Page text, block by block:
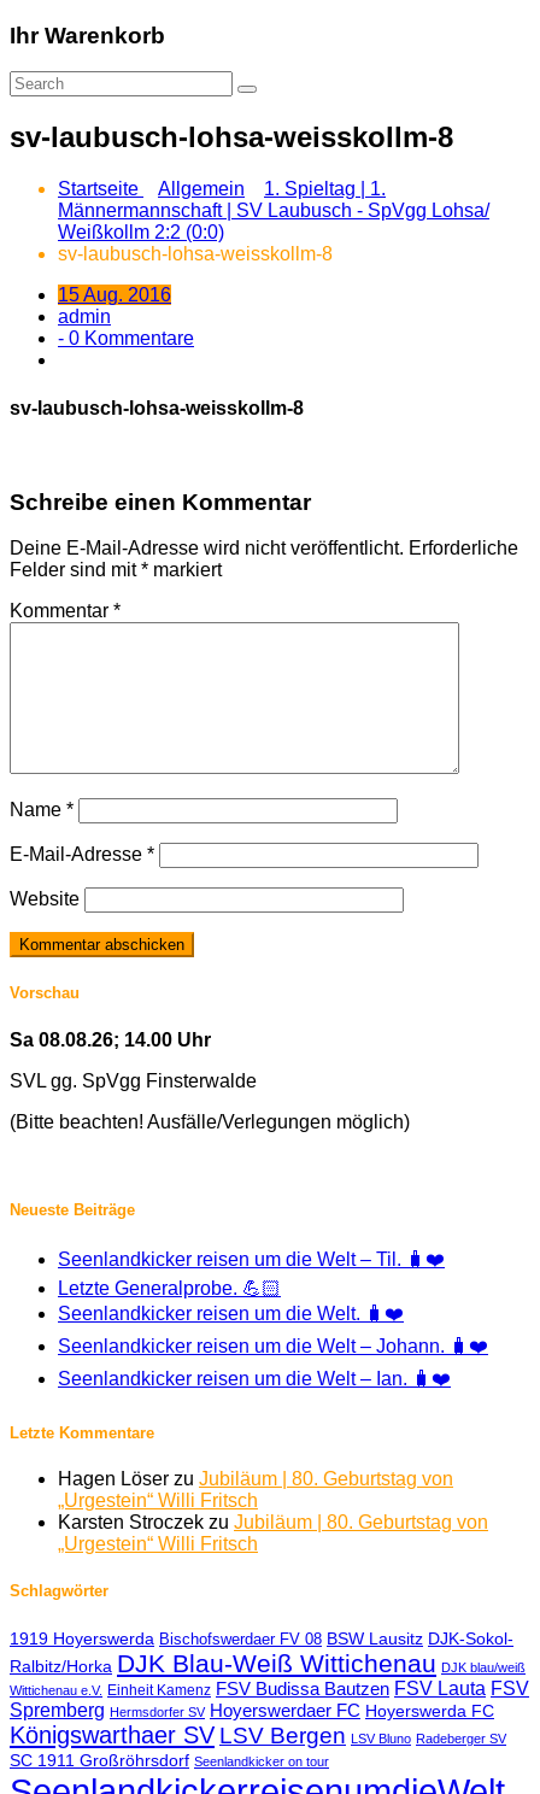
Ihr Warenkorb
sv-laubusch-lohsa-weisskollm-8
Startseite Allgemein
1. Spieltag | 1.
Männermannschaft | SV Laubusch - SpVgg Lohsa/
Weißkollm 2:2 (0:0)
sv-laubusch-lohsa-weisskollm-8
15 Aug. 2016
admin
- 0 Kommentare
sv-laubusch-lohsa-weisskollm-8
Schreibe einen Kommentar
Deine E-Mail-Adresse wird nicht veröffentlicht. Erforderliche
Felder sind mit* markiert
Kommentar *
Name *
E-Mail-Adresse *
Website
Vorschau
Sa 08.08.26; 14.00 Uhr
SVL gg. SpVgg Finsterwalde
(Bitte beachten! Ausfälle/Verlegungen möglich)
Neueste Beiträge
Seenlandkicker reisen um die Welt – Til. 🧳❤️
Letzte Generalprobe. 💪🏻
Seenlandkicker reisen um die Welt. 🧳❤️
Seenlandkicker reisen um die Welt – Johann. 🧳❤️
Seenlandkicker reisen um die Welt – Ian. 🧳❤️
Letzte Kommentare
Hagen Löser zu Jubiläum | 80. Geburtstag von
„Urgestein“ Willi Fritsch
Karsten Stroczek zu Jubiläum | 80. Geburtstag von
„Urgestein“ Willi Fritsch
Schlagwörter
1919 Hoyerswerda Bischofswerdaer FV 08 BSW Lausitz DJK-Sokol-
Ralbitz/Horka DJK Blau-Weiß Wittichenau DJK blau/weiß
Wittichenau e.V. Einheit Kamenz FSV Budissa Bautzen FSV Lauta FSV
Spremberg Hermsdorfer SV Hoyerswerdaer FC Hoyerswerda FC
Königswarthaer SV LSV Bergen LSV Bluno Radeberger SV
SC 1911 Großröhrsdorf Seenlandkicker on tour